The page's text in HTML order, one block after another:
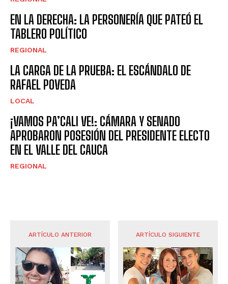
EN LA DERECHA: LA PERSONERÍA QUE PATEÓ EL
TABLERO POLÍTICO
REGIONAL
LA CARGA DE LA PRUEBA: EL ESCÁNDALO DE
RAFAEL POVEDA
LOCAL
¡VAMOS PA’CALI VE!: CÁMARA Y SENADO
APROBARON POSESIÓN DEL PRESIDENTE ELECTO
EN EL VALLE DEL CAUCA
REGIONAL
ARTÍCULO ANTERIOR ARTÍCULO SIGUIENTE